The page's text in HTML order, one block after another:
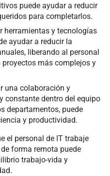
puede ayudar a reducir
para completarlos.
herramientas y tecnologías
ayudar a reducir la
liberando al personal
proyectos más complejos y
una colaboración y
constante dentro del equipo
departamentos, puede
y productividad.
el personal de IT trabaje
forma remota puede
trabajo-vida y